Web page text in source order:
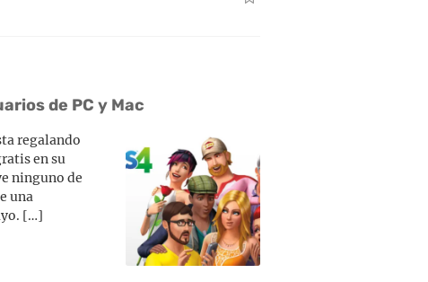
de PC y Mac
regalando
en su
ninguno de
una
[…]